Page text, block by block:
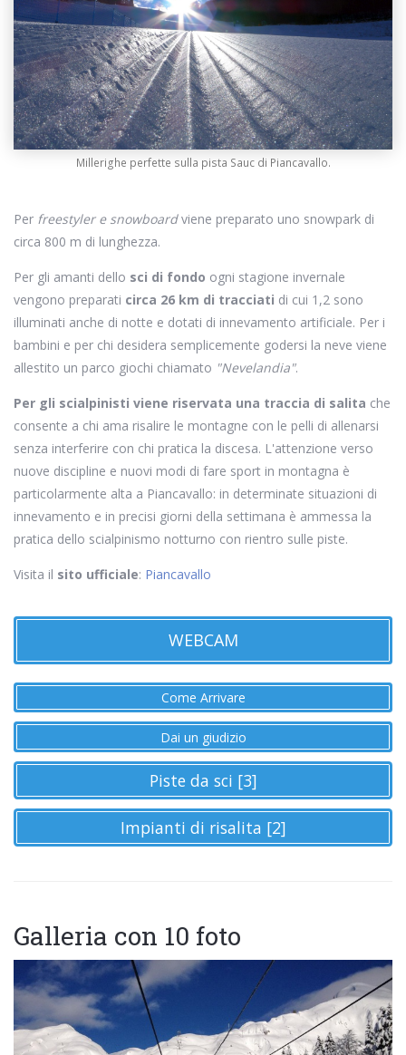
Millerighe perfette sulla pista Sauc di Piancavallo.
Per freestyler e snowboardviene preparato uno snowpark di
circa 800 m di lunghezza.
Per gli amanti dello sci di fondo ogni stagione invernale
vengono preparati circa 26 km di tracciati di cui 1,2 sono
illuminati anche di notte e dotati di innevamento artificiale. Per i
bambini e per chi desidera semplicemente godersi la neve viene
allestito un parco giochi chiamato "Nevelandia".
Per gli scialpinisti viene riservata una traccia di salita che
consente a chi ama risalire le montagne con le pelli di allenarsi
senza interferire con chi pratica la discesa. L'attenzione verso
nuove discipline e nuovi modi di fare sport in montagna è
particolarmente alta a Piancavallo: in determinate situazioni di
innevamento e in precisi giorni della settimana è ammessa la
pratica dello scialpinismo notturno con rientro sulle piste.
Visita il sito ufficiale: Piancavallo
WEBCAM
Come Arrivare
Dai un giudizio
Piste da sci [3]
Impianti di risalita [2]
Galleria con 10 foto